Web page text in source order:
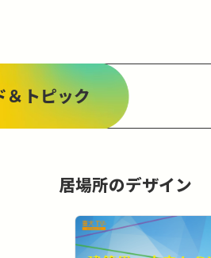
＆トピック
居場所のデザイン